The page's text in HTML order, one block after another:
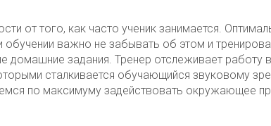
от того, как часто ученик занимается.
важно не забывать об этом и
задания. Тренер отслеживает работу
сталкивается обучающийся звуковому
по максимуму задействовать окружающее